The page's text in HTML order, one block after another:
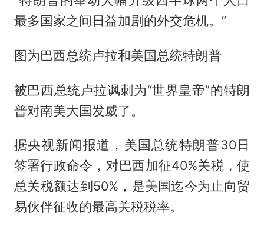
最多国家之间日益加剧的外交危机。”
图为巴西总统卢拉和美国总统特朗普
被巴西总统卢拉讽刺为“世界皇帝”的特朗
普对南美大国发威了。
据央视新闻报道，美国总统特朗普30日
签署行政命令，对巴西加征40%关税，使
总关税额达到50%，是美国迄今为止向贸
易伙伴征收的最高关税税率。